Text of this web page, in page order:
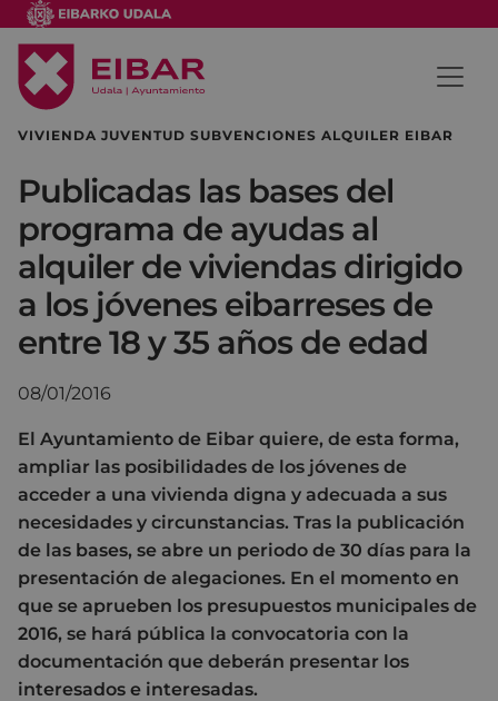
VIVIENDA JUVENTUD SUBVENCIONES ALQUILER EIBAR
Publicadas las bases del
programa de ayudas al
alquiler de viviendas dirigido
a los jóvenes eibarreses de
entre 18 y 35 años de edad
08/01/2016
El Ayuntamiento de Eibar quiere, de esta forma,
ampliar las posibilidades de los jóvenes de
acceder a una vivienda digna y adecuada a sus
necesidades y circunstancias. Tras la publicación
de las bases, se abre un periodo de 30 días para la
presentación de alegaciones. En el momento en
que se aprueben los presupuestos municipales de
2016, se hará pública la convocatoria con la
documentación que deberán presentar los
interesados e interesadas.